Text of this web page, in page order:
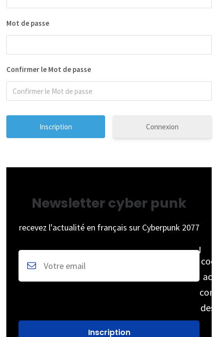
Mot de passe
Confirmer le Mot de passe
Connexion
Newsletter cyber punk
recevez l'actualité en français sur Cyberpunk 2077
des